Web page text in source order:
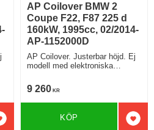
till i favoriter
AP Coilover BMW 2
Coupe F22, F87 225 d
160kW, 1995cc, 02/2014-
AP-1152000D
AP Coilover. Justerbar höjd. Ej
modell med elektroniska
9 260 KR
KÖP